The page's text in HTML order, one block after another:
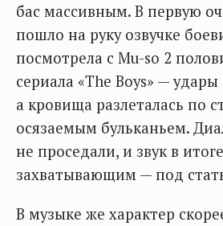
бас массивным. В первую
пошло на руку озвучке
посмотрела с Mu-so 2
сериала «The Boys» —
а кровища разлеталась по
осязаемым бульканьем.
не проседали, и звук в
захватывающим — под
В музыке же характер